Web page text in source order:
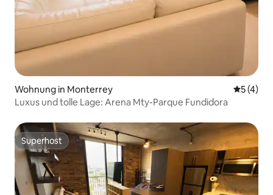
Wohnung in Monterrey
5 (4)
Luxus und tolle Lage: Arena Mty-Parque Fundidora
Superhost
Superhost